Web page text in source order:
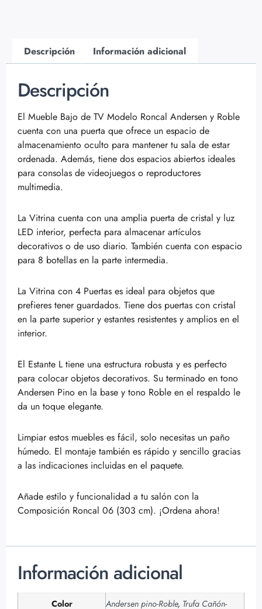
Descripción Información adicional
Descripción
El Mueble Bajo de TV Modelo Roncal Andersen y Roble
cuenta con una puerta que ofrece un espacio de
almacenamiento oculto para mantener tu sala de estar
ordenada. Además, tiene dos espacios abiertos ideales
para consolas de videojuegos o reproductores
multimedia.
La Vitrina cuenta con una amplia puerta de cristal y luz
LED interior, perfecta para almacenar artículos
decorativos o de uso diario. También cuenta con espacio
para 8 botellas en la parte intermedia.
La Vitrina con 4 Puertas es ideal para objetos que
prefieres tener guardados. Tiene dos puertas con cristal
en la parte superior y estantes resistentes y amplios en el
interior.
El Estante L tiene una estructura robusta y es perfecto
para colocar objetos decorativos. Su terminado en tono
Andersen Pino en la base y tono Roble en el respaldo le
da un toque elegante.
Limpiar estos muebles es fácil, solo necesitas un paño
húmedo. El montaje también es rápido y sencillo gracias
a las indicaciones incluidas en el paquete.
Añade estilo y funcionalidad a tu salón con la
Composición Roncal 06 (303 cm). ¡Ordena ahora!
Información adicional
Color Andersen pino-Roble, Trufa Cañón-